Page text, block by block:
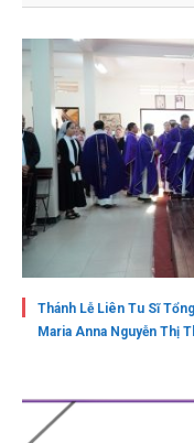
Thánh Lễ Liên Tu Sĩ
Maria Anna Nguyễn Thị